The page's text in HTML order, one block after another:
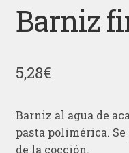
Barniz
5,28€
Barniz al agua de
pasta polimérica.
de la cocción.